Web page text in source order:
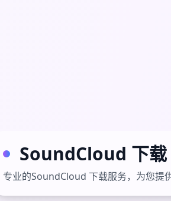
SoundCloud 下载
专业的SoundCloud 下载服务，为您提